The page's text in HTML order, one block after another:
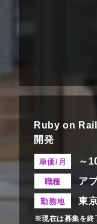
Ruby on
開発
単価/月 ～
職種 ア
勤務地 東
※現在は募集を終